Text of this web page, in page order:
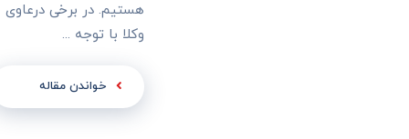
هستیم. در برخی درعاوی
وکلا با توجه ...
خواندن مقاله